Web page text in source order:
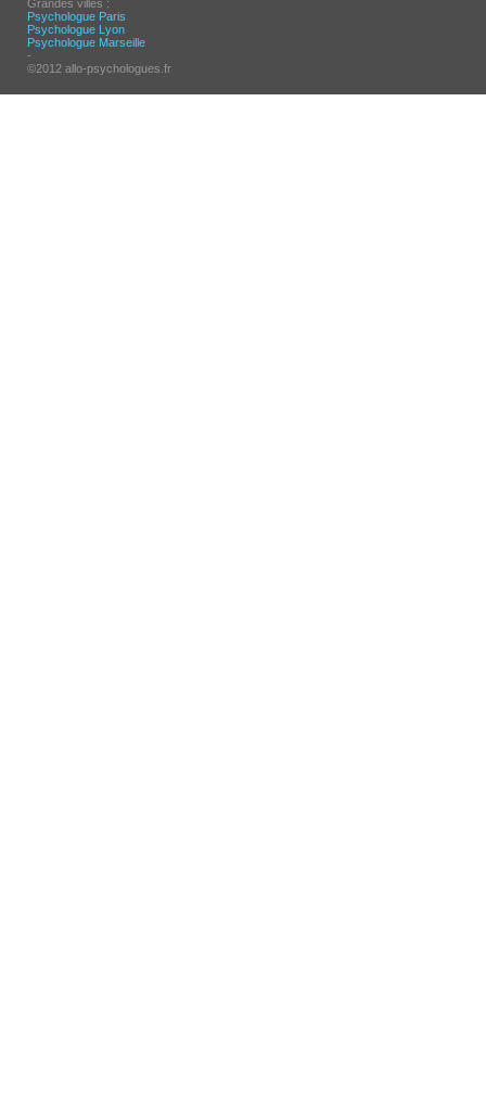
Grandes villes :
Psychologue Paris
Psychologue Lyon
Psychologue Marseille
-
©2012 allo-psychologues.fr